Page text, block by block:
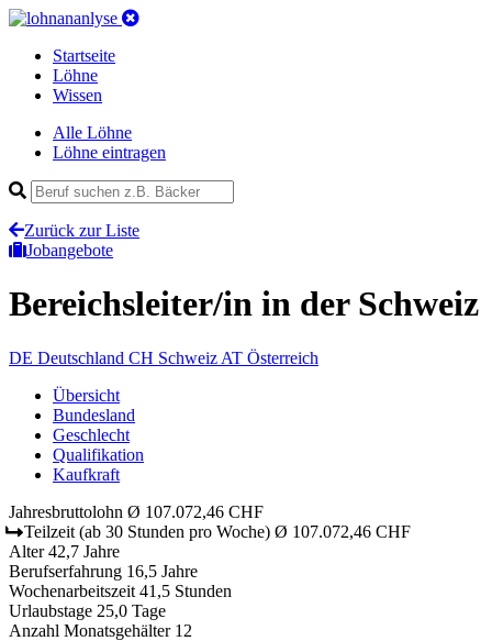
Startseite
Löhne
Wissen
Alle Löhne
Löhne eintragen
Zurück zur Liste
Jobangebote
Bereichsleiter/in in der Schweiz
DE Deutschland CH Schweiz AT Österreich
Übersicht
Bundesland
Geschlecht
Qualifikation
Kaufkraft
Jahresbruttolohn Ø 107.072,46 CHF
Teilzeit (ab 30 Stunden pro Woche) Ø 107.072,46 CHF
Alter 42,7 Jahre
Berufserfahrung 16,5 Jahre
Wochenarbeitszeit 41,5 Stunden
Urlaubstage 25,0 Tage
Anzahl Monatsgehälter 12